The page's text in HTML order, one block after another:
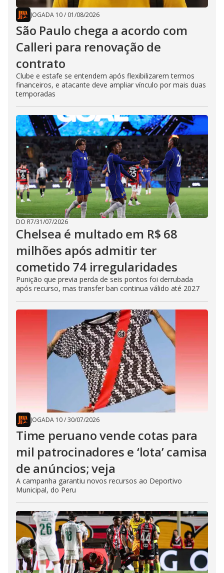
JOGADA 10/ 01/08/2026
São Paulo chega a acordo com
Calleri para renovação de
contrato
Clube e estafe se entendem após flexibilizarem termos
financeiros, e atacante deve ampliar vínculo por mais duas
temporadas
DO R7/31/07/2026
Chelsea é multado em R$ 68
milhões após admitir ter
cometido 74 irregularidades
Punição que previa perda de seis pontos foi derrubada
após recurso, mas transfer ban continua válido até 2027
JOGADA 10/30/07/2026
Time peruano vende cotas para
mil patrocinadores e ‘lota’ camisa
de anúncios; veja
A campanha garantiu novos recursos ao Deportivo
Municipal, do Peru